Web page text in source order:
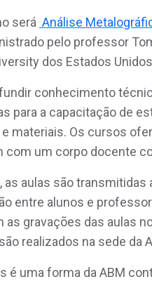
será Análise
pelo professor
dos Estados
conhecimento
para a capacitação de
materiais. Os cursos
com um corpo docente
as aulas são
entre alunos e
gravações das aulas
realizados na sede da
é uma forma da ABM